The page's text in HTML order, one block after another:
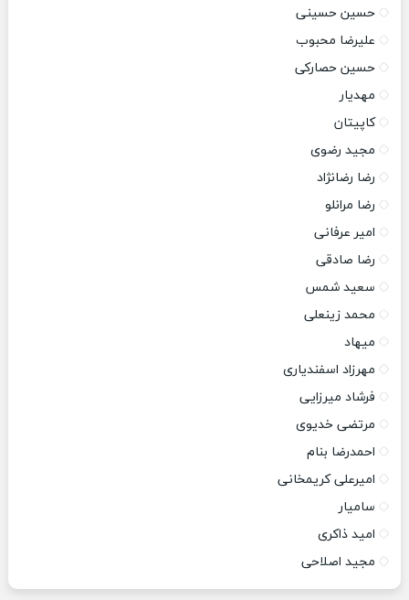
حسین حسینی
علیرضا محبوب
حسین حصارکی
مهدیار
کاپیتان
مجید رضوی
رضا رضانژاد
رضا مرانلو
امیر عرفانی
رضا صادقی
سعید شمس
محمد زینعلی
میهاد
مهرزاد اسفندیاری
فرشاد میرزایی
مرتضی خدیوی
احمدرضا بنام
امیرعلی کریمخانی
سامیار
امید ذاکری
مجید اصلاحی